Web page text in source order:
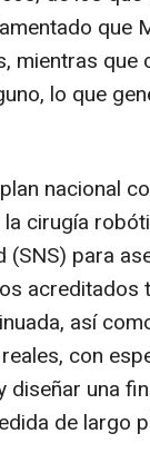
que
mientras que
lo que
nacional
cirugía
para
acreditados
así
con
una
de largo